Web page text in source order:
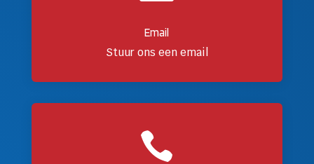
Email
Stuur ons een email
